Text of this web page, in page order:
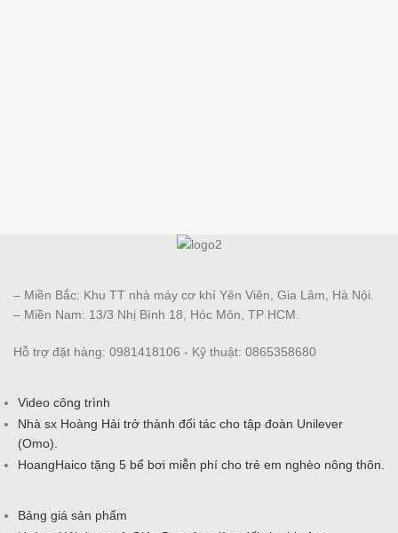
– Miền Bắc: Khu TT nhà máy cơ khí Yên Viên, Gia Lâm, Hà Nội.
– Miền Nam: 13/3 Nhị Bình 18, Hóc Môn, TP HCM.
Hỗ trợ đặt hàng: 0981418106 - Kỹ thuật: 0865358680
Video công trình
Nhà sx Hoàng Hải trở thành đối tác cho tập đoàn Unilever
(Omo).
HoangHaico tặng 5 bể bơi miễn phí cho trẻ em nghèo nông thôn.
Bảng giá sản phẩm